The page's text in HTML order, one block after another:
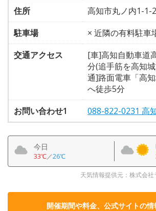
住所
高知市丸ノ内1-
駐車場
× 近隣の有料駐車
交通アクセス
[車]高知自動車道
分(追手筋を高知
通]路面電車「高
へ徒歩5分
お問い合わせ1
088-822-0231 高
今日
33℃／26℃
天気情報提供元：株式会
開催期間や料金、公式サイトの情